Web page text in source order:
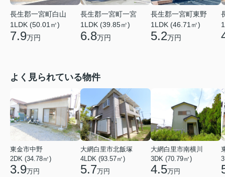
長生郡一宮町白山
1LDK (50.01㎡)
7.9万円
長生郡一宮町一宮
1LDK (39.85㎡)
6.8万円
長生郡一宮町東野
1LDK (46.71㎡)
5.2万円
よく見られている物件
東金市中野
2DK (34.78㎡)
3.9万円
大網白里市北飯塚
4LDK (93.57㎡)
5.7万円
大網白里市南横川
3DK (70.79㎡)
4.5万円